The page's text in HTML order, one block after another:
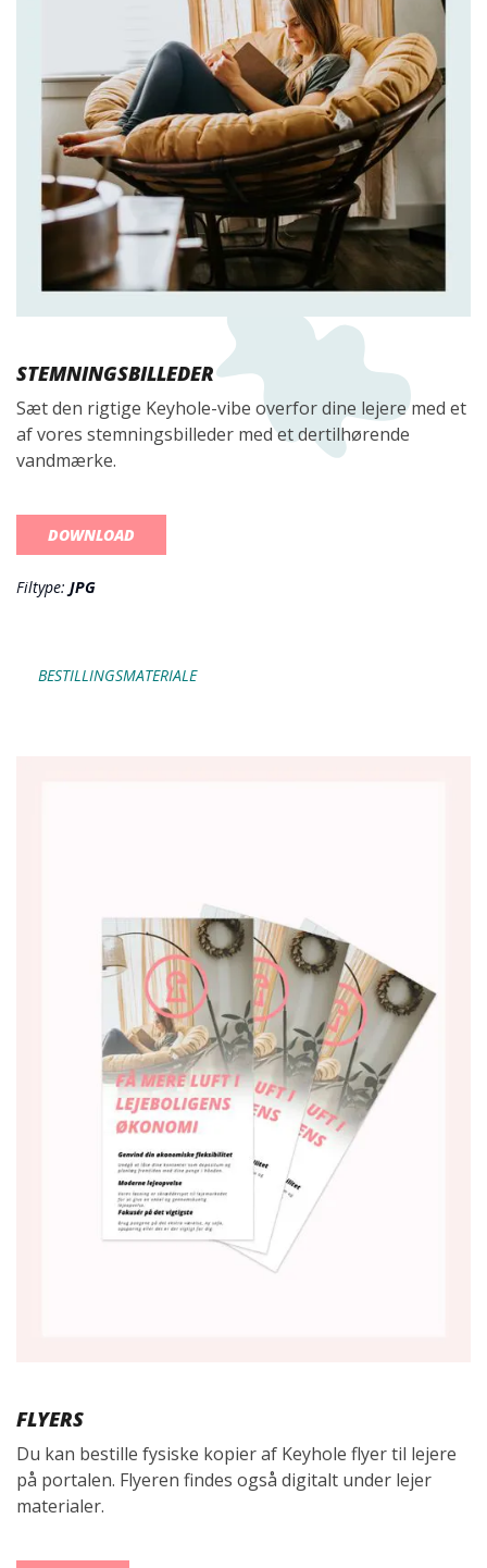
STEMNINGSBILLEDER
Sæt den rigtige Keyhole-vibe overfor dine lejere med et
af vores stemningsbilleder med et dertilhørende
vandmærke.
DOWNLOAD
Filtype: JPG
BESTILLINGSMATERIALE
FLYERS
Du kan bestille fysiske kopier af Keyhole flyer til lejere
på portalen. Flyeren findes også digitalt under lejer
materialer.